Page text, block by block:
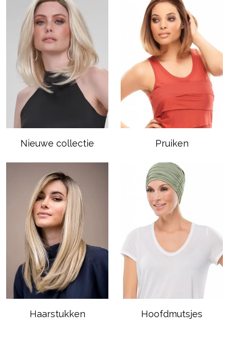
Nieuwe collectie Pruiken
Haarstukken Hoofdmutsjes